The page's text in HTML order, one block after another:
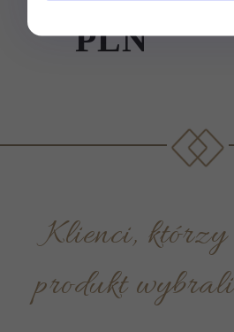
PLN
Klienci, którzy kupili ten
produkt